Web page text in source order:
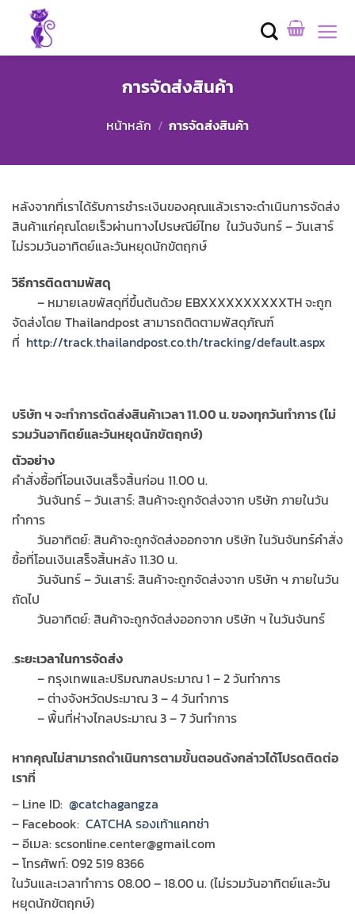
content
การจัดส่งสินค้า
หน้าหลัก / การจัดส่งสินค้า
หลังจากที่เราได้รับการชำระเงินของคุณแล้วเราจะดำเนินการจัดส่ง
สินค้าแก่คุณโดยเร็วผ่านทางไปรษณีย์ไทย ในวันจันทร์ – วันเสาร์
ไม่รวมวันอาทิตย์และวันหยุดนักขัตฤกษ์
วิธีการติดตามพัสดุ
– หมายเลขพัสดุที่ขึ้นต้นด้วย EBXXXXXXXXXXTH จะถูก
จัดส่งโดย Thailandpost สามารถติดตามพัสดุภัณฑ์
ที่ http://track.thailandpost.co.th/tracking/default.aspx
บริษัท ฯ จะทำการตัดส่งสินค้าเวลา 11.00 น. ของทุกวันทำการ (ไม่
รวมวันอาทิตย์และวันหยุดนักขัตฤกษ์)
ตัวอย่าง
คำสั่งซื้อที่โอนเงินเสร็จสิ้นก่อน 11.00 น.
วันจันทร์ – วันเสาร์: สินค้าจะถูกจัดส่งจาก บริษัท ภายในวัน
ทำการ
วันอาทิตย์: สินค้าจะถูกจัดส่งออกจาก บริษัท ในวันจันทร์คำสั่ง
ซื้อที่โอนเงินเสร็จสิ้นหลัง 11.30 น.
วันจันทร์ – วันเสาร์: สินค้าจะถูกจัดส่งจาก บริษัท ฯ ภายในวัน
ถัดไป
วันอาทิตย์: สินค้าจะถูกจัดส่งออกจาก บริษัท ฯ ในวันจันทร์
.ระยะเวลาในการจัดส่ง
– กรุงเทพและปริมณฑลประมาณ 1 – 2 วันทำการ
– ต่างจังหวัดประมาณ 3 – 4 วันทำการ
– พื้นที่ห่างไกลประมาณ 3 – 7 วันทำการ
หากคุณไม่สามารถดำเนินการตามขั้นตอนดังกล่าวได้โปรดติดต่อ
เราที่
– Line ID: @catchagangza
– Facebook: CATCHA รองเท้าแคทช่า
– อีเมล:scsonline.center@gmail.com
– โทรศัพท์: 092 519 8366
ในวันและเวลาทำการ 08.00 – 18.00 น.(ไม่รวมวันอาทิตย์และวัน
หยุดนักขัตฤกษ์)